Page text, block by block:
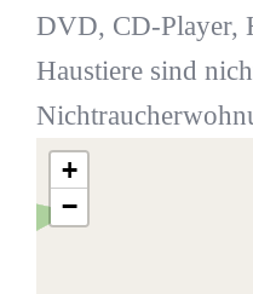
DVD, CD-Player,
Haustiere sind
+
−